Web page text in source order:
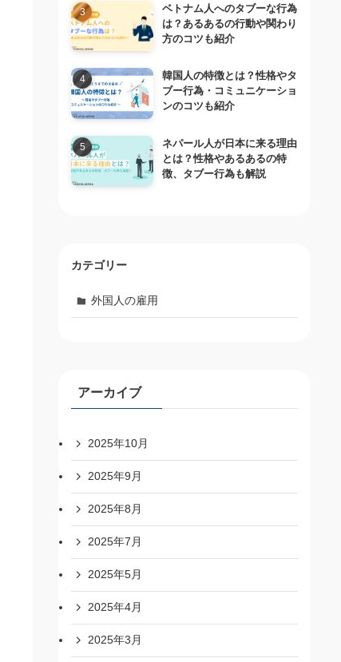
ベトナム人へのタブーな行為
は？あるあるの行動や関わり
方のコツも紹介
韓国人の特徴とは？性格やタ
ブー行為・コミュニケーショ
ンのコツも紹介
ネパール人が日本に来る理由
とは？性格やあるあるの特
徴、タブー行為も解説
カテゴリー
外国人の雇用
アーカイブ
2025年10月
2025年9月
2025年8月
2025年7月
2025年5月
2025年4月
2025年3月